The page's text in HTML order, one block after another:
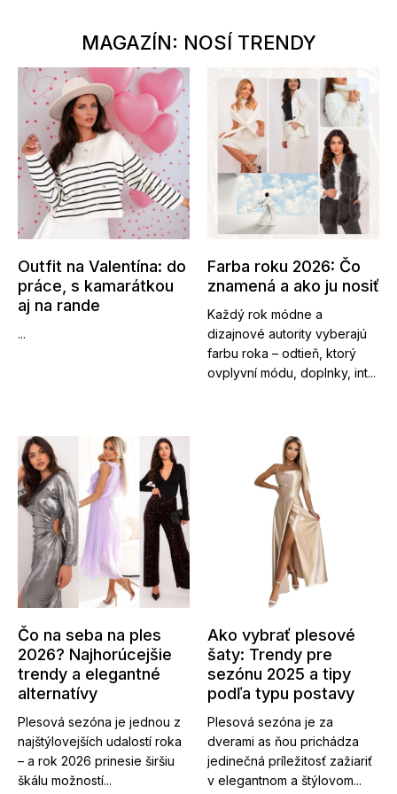
MAGAZÍN: NOSÍ TRENDY
Outfit na Valentína: do
práce, s kamarátkou
aj na rande
...
Farba roku 2026: Čo
znamená a ako ju nosiť
Každý rok módne a
dizajnové autority vyberajú
farbu roka – odtieň, ktorý
ovplyvní módu, doplnky, int...
Čo na seba na ples
2026? Najhorúcejšie
trendy a elegantné
alternatívy
Plesová sezóna je jednou z
najštýlovejších udalostí roka
– a rok 2026 prinesie širšiu
škálu možností...
Ako vybrať plesové
šaty: Trendy pre
sezónu 2025 a tipy
podľa typu postavy
Plesová sezóna je za
dverami as ňou prichádza
jedinečná príležitosť zažiariť
v elegantnom a štýlovom...